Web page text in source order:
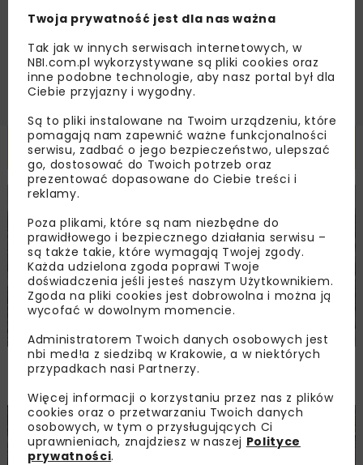
handlowej w postaci newslettera.
ZAPISZ MNIE
Powiązane artykuły
PKP PLK ogłosiły przetarg na odcinek Gdów
– Szczyrzyc projektu Podłęże–Piekiełko
DROGI INWESTYCJE WIADOMOŚCI
Twoja prywatność jest dla nas ważna
Tak jak w innych serwisach internetowych, w
NBI.com.pl wykorzystywane są pliki cookies oraz
inne podobne technologie, aby nasz portal był dla
Ciebie przyjazny i wygodny.
Są to pliki instalowane na Twoim urządzeniu, które
pomagają nam zapewnić ważne funkcjonalności
serwisu, zadbać o jego bezpieczeństwo, ulepszać
go, dostosować do Twoich potrzeb oraz
prezentować dopasowane do Ciebie treści i
reklamy.
Poza plikami, które są nam niezbędne do
prawidłowego i bezpiecznego działania serwisu –
są także takie, które wymagają Twojej zgody.
Każda udzielona zgoda poprawi Twoje
doświadczenia jeśli jesteś naszym Użytkownikiem.
Zgoda na pliki cookies jest dobrowolna i można ją
wycofać w dowolnym momencie.
Administratorem Twoich danych osobowych jest
nbi med!a z siedzibą w Krakowie, a w niektórych
przypadkach nasi Partnerzy.
Więcej informacji o korzystaniu przez nas z plików
cookies oraz o przetwarzaniu Twoich danych
osobowych, w tym o przysługujących Ci
uprawnieniach, znajdziesz w naszej Polityce
prywatności.